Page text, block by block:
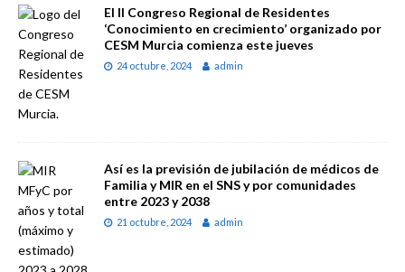
El II Congreso Regional de Residentes
‘Conocimiento en crecimiento’ organizado por
CESM Murcia comienza este jueves
24 octubre, 2024 admin
Así es la previsión de jubilación de médicos de
Familia y MIR en el SNS y por comunidades
entre 2023 y 2038
21 octubre, 2024 admin